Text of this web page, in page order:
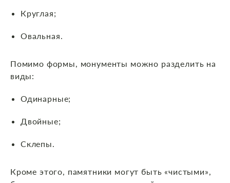
Круглая;
Овальная.
Помимо формы, монументы можно разделить на
виды:
Одинарные;
Двойные;
Склепы.
Кроме этого, памятники могут быть «чистыми»,